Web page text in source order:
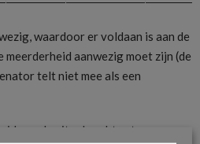
waardoor er voldaan is aan de
aanwezig moet zijn (de
telt niet mee als een
van de uitgebrachte stemmen